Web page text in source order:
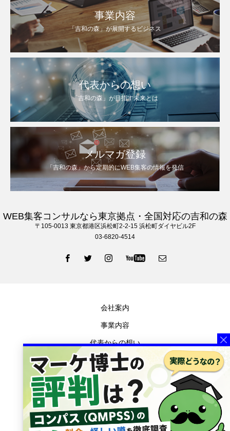
事業内容
「吉和の森」が展開するビジネス
代表からの想い
「吉和の森」が目指す未来とは
メルマガ登録
「吉和の森」から定期的にWEB集客の情報を発信
WEB集客コンサルなら東京拠点・全国対応の吉和の森
〒105‐0013 東京都港区浜松町2-2-15 浜松町ダイヤビル2F
03-6820-4514
会社案内
事業内容
代表からの想い
お知らせ
メディア掲載
ブログ
プライバシーポリシー